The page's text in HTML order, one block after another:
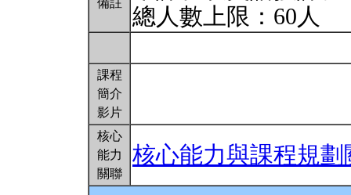
備註
總人數上限：60人
課程
簡介
影片
核心
能力
關聯
核心能力與課程規劃